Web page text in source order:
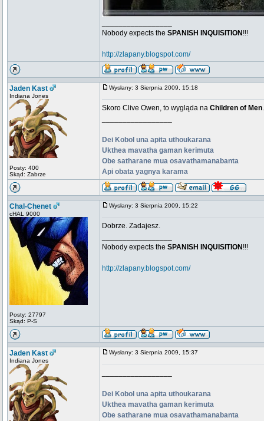
Nobody expects the SPANISH INQUISITION !!!
http://zlapany.blogspot.com/
Jaden Kast
Indiana Jones
Posty: 400
Skąd: Zabrze
Wysłany: 3 Sierpnia 2009, 15:18
Skoro Clive Owen, to wygląda na Children of Men.
Dei Kobol una apita uthoukarana
Ukthea mavatha gaman kerimuta
Obe satharane mua osavathamanabanta
Api obata yagnya karama
Chal-Chenet
cHAL 9000
Posty: 27797
Skąd: P-S
Wysłany: 3 Sierpnia 2009, 15:22
Dobrze. Zadajesz.
Nobody expects the SPANISH INQUISITION !!!
http://zlapany.blogspot.com/
Jaden Kast
Indiana Jones
Wysłany: 3 Sierpnia 2009, 15:37
Dei Kobol una apita uthoukarana
Ukthea mavatha gaman kerimuta
Obe satharane mua osavathamanabanta